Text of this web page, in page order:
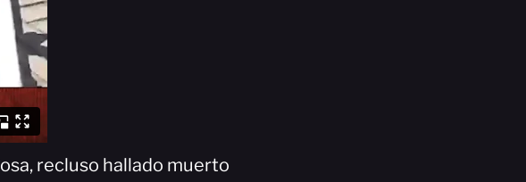
recluso hallado muerto